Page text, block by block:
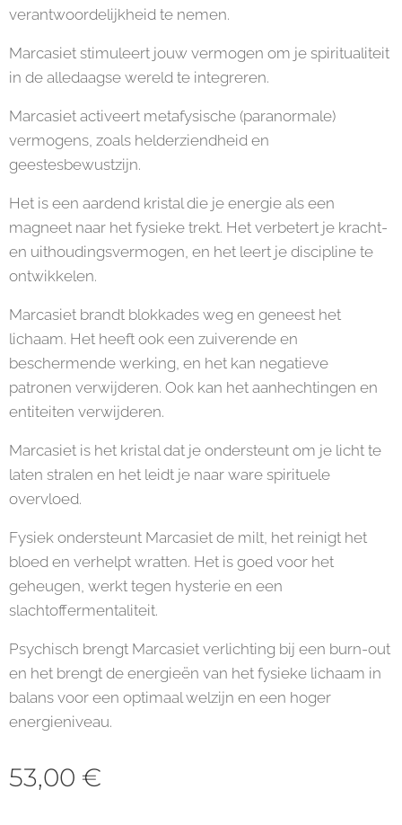
verantwoordelijkheid te nemen.
Marcasiet stimuleert jouw vermogen om je spiritualiteit
in de alledaagse wereld te integreren.
Marcasiet activeert metafysische (paranormale)
vermogens, zoals helderziendheid en
geestesbewustzijn.
Het is een aardend kristal die je energie als een
magneet naar het fysieke trekt. Het verbetert je kracht-
en uithoudingsvermogen, en het leert je discipline te
ontwikkelen.
Marcasiet brandt blokkades weg en geneest het
lichaam. Het heeft ook een zuiverende en
beschermende werking, en het kan negatieve
patronen verwijderen. Ook kan het aanhechtingen en
entiteiten verwijderen.
Marcasiet is het kristal dat je ondersteunt om je licht te
laten stralen en het leidt je naar ware spirituele
overvloed.
Fysiek ondersteunt Marcasiet de milt, het reinigt het
bloed en verhelpt wratten. Het is goed voor het
geheugen, werkt tegen hysterie en een
slachtoffermentaliteit.
Psychisch brengt Marcasiet verlichting bij een burn-out
en het brengt de energieën van het fysieke lichaam in
balans voor een optimaal welzijn en een hoger
energieniveau.
53,00 €